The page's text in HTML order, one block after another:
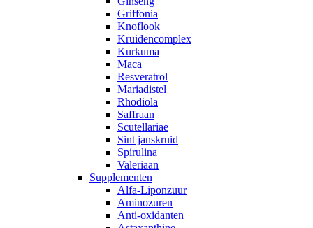
Griffonia
Knoflook
Kruidencomplex
Kurkuma
Maca
Resveratrol
Mariadistel
Rhodiola
Saffraan
Scutellariae
Sint janskruid
Spirulina
Valeriaan
Supplementen
Alfa-Liponzuur
Aminozuren
Anti-oxidanten